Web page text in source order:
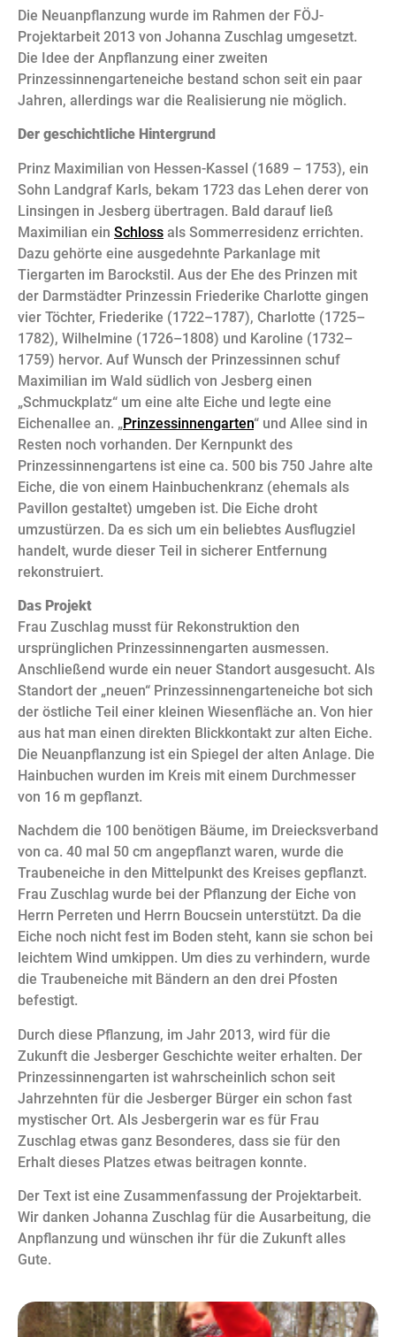
Die Neuanpflanzung wurde im Rahmen der FÖJ-
Projektarbeit 2013 von Johanna Zuschlag umgesetzt.
Die Idee der Anpflanzung einer zweiten
Prinzessinnengarteneiche bestand schon seit ein paar
Jahren, allerdings war die Realisierung nie möglich.
Der geschichtliche Hintergrund
Prinz Maximilian von Hessen-Kassel (1689 – 1753), ein
Sohn Landgraf Karls, bekam 1723 das Lehen derer von
Linsingen in Jesberg übertragen. Bald darauf ließ
Maximilian ein Schloss als Sommerresidenz errichten.
Dazu gehörte eine ausgedehnte Parkanlage mit
Tiergarten im Barockstil. Aus der Ehe des Prinzen mit
der Darmstädter Prinzessin Friederike Charlotte gingen
vier Töchter, Friederike (1722–1787), Charlotte (1725–
1782), Wilhelmine (1726–1808) und Karoline (1732–
1759) hervor. Auf Wunsch der Prinzessinnen schuf
Maximilian im Wald südlich von Jesberg einen
„Schmuckplatz“ um eine alte Eiche und legte eine
Eichenallee an. „Prinzessinnengarten“ und Allee sind in
Resten noch vorhanden. Der Kernpunkt des
Prinzessinnengartens ist eine ca. 500 bis 750 Jahre alte
Eiche, die von einem Hainbuchenkranz (ehemals als
Pavillon gestaltet) umgeben ist. Die Eiche droht
umzustürzen. Da es sich um ein beliebtes Ausflugziel
handelt, wurde dieser Teil in sicherer Entfernung
rekonstruiert.
Das Projekt
Frau Zuschlag musst für Rekonstruktion den
ursprünglichen Prinzessinnengarten ausmessen.
Anschließend wurde ein neuer Standort ausgesucht. Als
Standort der „neuen“ Prinzessinnengarteneiche bot sich
der östliche Teil einer kleinen Wiesenfläche an. Von hier
aus hat man einen direkten Blickkontakt zur alten Eiche.
Die Neuanpflanzung ist ein Spiegel der alten Anlage. Die
Hainbuchen wurden im Kreis mit einem Durchmesser
von 16 m gepflanzt.
Nachdem die 100 benötigen Bäume, im Dreiecksverband
von ca. 40 mal 50 cm angepflanzt waren, wurde die
Traubeneiche in den Mittelpunkt des Kreises gepflanzt.
Frau Zuschlag wurde bei der Pflanzung der Eiche von
Herrn Perreten und Herrn Boucsein unterstützt. Da die
Eiche noch nicht fest im Boden steht, kann sie schon bei
leichtem Wind umkippen. Um dies zu verhindern, wurde
die Traubeneiche mit Bändern an den drei Pfosten
befestigt.
Durch diese Pflanzung, im Jahr 2013, wird für die
Zukunft die Jesberger Geschichte weiter erhalten. Der
Prinzessinnengarten ist wahrscheinlich schon seit
Jahrzehnten für die Jesberger Bürger ein schon fast
mystischer Ort. Als Jesbergerin war es für Frau
Zuschlag etwas ganz Besonderes, dass sie für den
Erhalt dieses Platzes etwas beitragen konnte.
Der Text ist eine Zusammenfassung der Projektarbeit.
Wir danken Johanna Zuschlag für die Ausarbeitung, die
Anpflanzung und wünschen ihr für die Zukunft alles
Gute.